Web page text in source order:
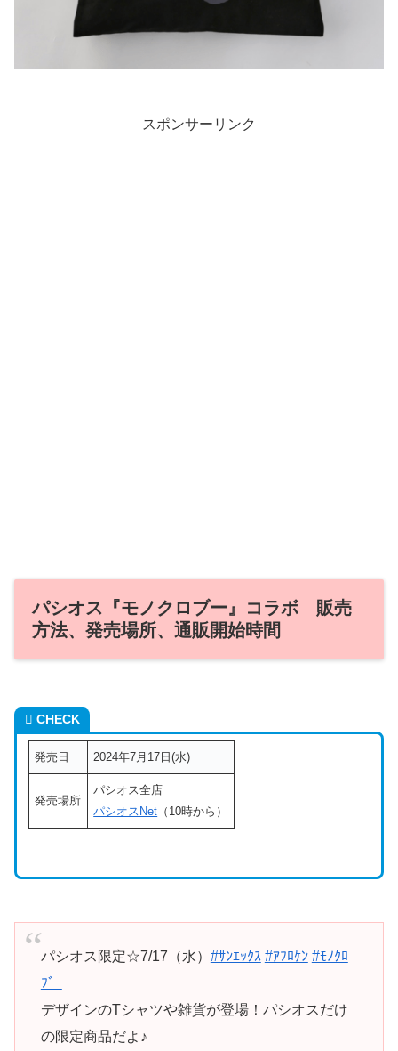
スポンサーリンク
パシオス『モノクロブー』コラボ 販売
方法、発売場所、通販開始時間
CHECK
発売日 2024年7月17日(水)
発売場所
パシオス全店
パシオスNet （10時から）
パシオス限定☆7/17（水） #ｻﾝｴｯｸｽ #ｱﾌﾛｹﾝ #ﾓﾉｸﾛ
ﾌﾞｰ
デザインのTシャツや雑貨が登場！パシオスだけ
の限定商品だよ♪